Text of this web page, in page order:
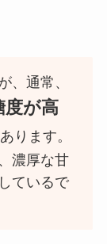
、通常、
度が高
ります。
濃厚な甘
ているで